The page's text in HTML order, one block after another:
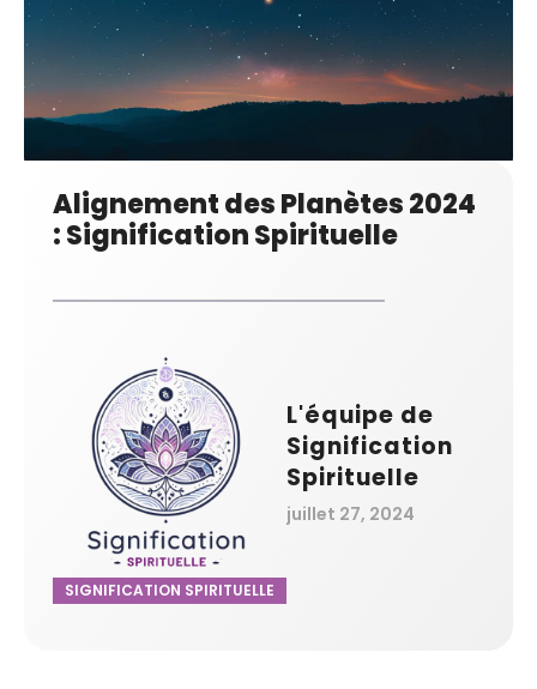
Alignement des Planètes 2024
: Signification Spirituelle
L'équipe de
Signification
Spirituelle
juillet 27, 2024
SIGNIFICATION SPIRITUELLE